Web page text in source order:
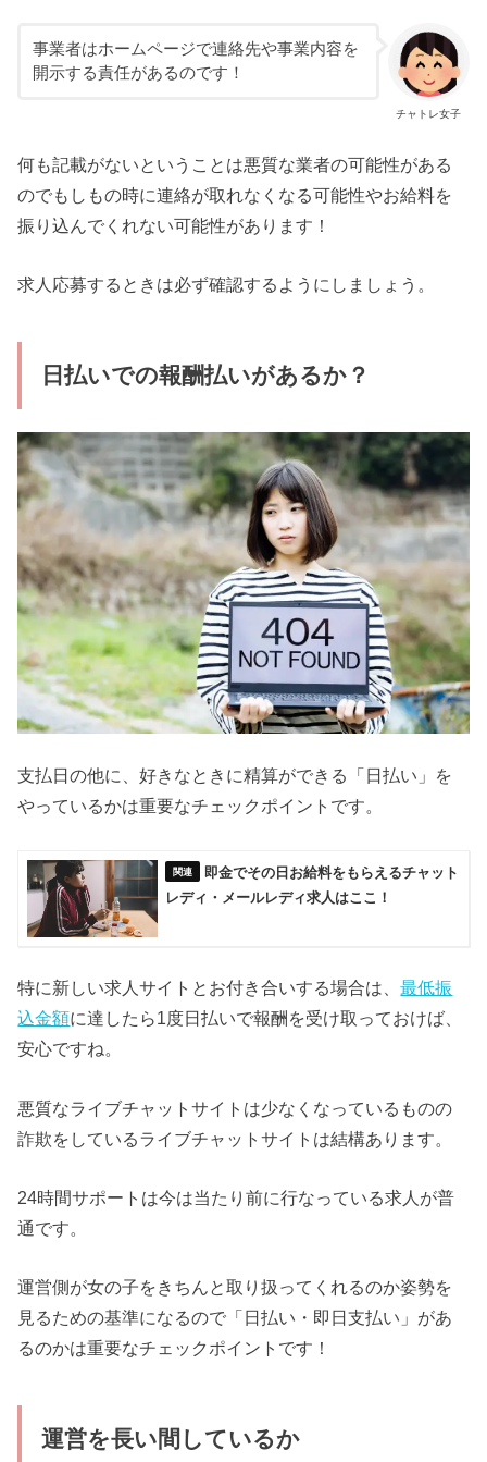
チャトレ女子
事業者はホームページで連絡先や事業内容を
開示する責任があるのです！
何も記載がないということは悪質な業者の可能性がある
のでもしもの時に連絡が取れなくなる可能性やお給料を
振り込んでくれない可能性があります！
求人応募するときは必ず確認するようにしましょう。
日払いでの報酬払いがあるか？
支払日の他に、好きなときに精算ができる「日払い」を
やっているかは重要なチェックポイントです。
即金でその日お給料をもらえるチャット
レディ・メールレディ求人はここ！
特に新しい求人サイトとお付き合いする場合は、最低振
込金額に達したら1度日払いで報酬を受け取っておけば、
安心ですね。
悪質なライブチャットサイトは少なくなっているものの
詐欺をしているライブチャットサイトは結構あります。
24時間サポートは今は当たり前に行なっている求人が普
通です。
運営側が女の子をきちんと取り扱ってくれるのか姿勢を
見るための基準になるので「日払い・即日支払い」があ
るのかは重要なチェックポイントです！
運営を長い間しているか